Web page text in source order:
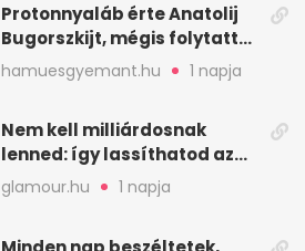
Protonnyaláb érte Anatolij
Bugorszkijt, mégis folytatta
a munkát
hamuesgyemant.hu 1 napja
Nem kell milliárdosnak
lenned: így lassíthatod az
öregedést a biológus szerint
glamour.hu 1 napja